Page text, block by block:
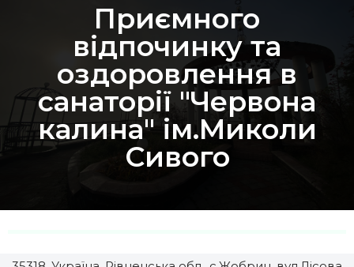
Приємного
відпочинку та
оздоровлення в
санаторії "Червона
калина" ім.Миколи
Сивого